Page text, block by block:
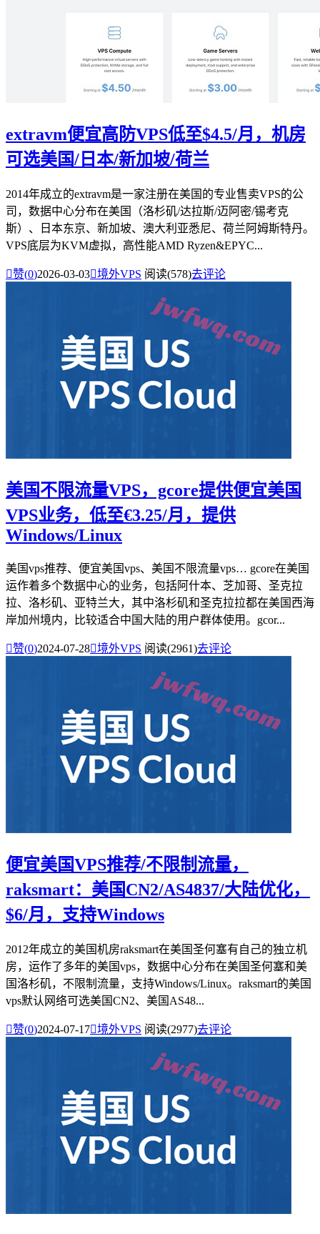
extravm便宜高防VPS低至$4.5/月，机房
可选美国/日本/新加坡/荷兰
2014年成立的extravm是一家注册在美国的专业售卖VPS的公
司，数据中心分布在美国（洛杉矶/达拉斯/迈阿密/锡考克
斯）、日本东京、新加坡、澳大利亚悉尼、荷兰阿姆斯特丹。
VPS底层为KVM虚拟，高性能AMD Ryzen&EPYC...
赞(0)2026-03-03境外VPS 阅读(578)去评论
美国不限流量VPS，gcore提供便宜美国
VPS业务，低至€3.25/月，提供
Windows/Linux
美国vps推荐、便宜美国vps、美国不限流量vps… gcore在美国
运作着多个数据中心的业务，包括阿什本、芝加哥、圣克拉
拉、洛杉矶、亚特兰大，其中洛杉矶和圣克拉拉都在美国西海
岸加州境内，比较适合中国大陆的用户群体使用。gcor...
赞(0)2024-07-28境外VPS 阅读(2961)去评论
便宜美国VPS推荐/不限制流量，
raksmart：美国CN2/AS4837/大陆优化，
$6/月，支持Windows
2012年成立的美国机房raksmart在美国圣何塞有自己的独立机
房，运作了多年的美国vps，数据中心分布在美国圣何塞和美
国洛杉矶，不限制流量，支持Windows/Linux。raksmart的美国
vps默认网络可选美国CN2、美国AS48...
赞(0)2024-07-17境外VPS 阅读(2977)去评论